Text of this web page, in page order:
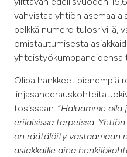
vahvistaa yhtiön asemaa
pelkkä numero tulosrivillä,
omistautumisesta
yhteistyökumppaneidensa
Olipa hankkeet pienempiä
linjasaneerauskohteita
tosissaan: ”Haluamme olla
erilaisissa tarpeissa.
on räätälöity vastaamaan
asiakkaille aina